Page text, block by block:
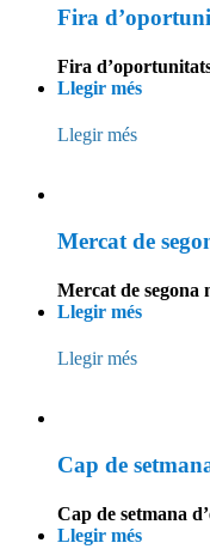
Fira
Fira
Llegir més
Llegir més
Mercat de
Mercat de segona
Llegir més
Llegir més
Cap de
Cap de setmana
Llegir més